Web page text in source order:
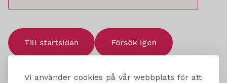
Vi använder cookies på vår webbplats för att
Till startsidan Försök igen